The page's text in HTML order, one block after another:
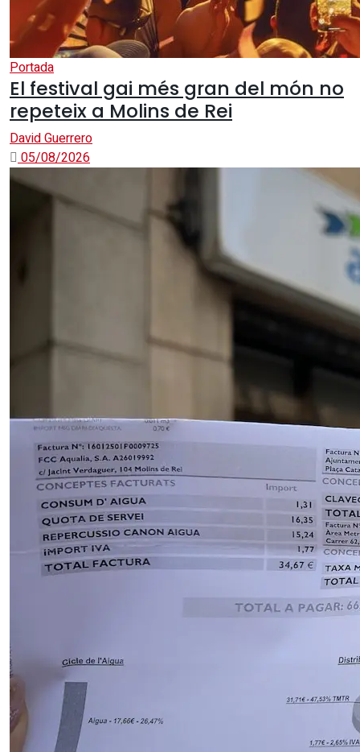
Portada
El festival gai més gran del món no
repeteix a Molins de Rei
David Guerrero
05/08/2026